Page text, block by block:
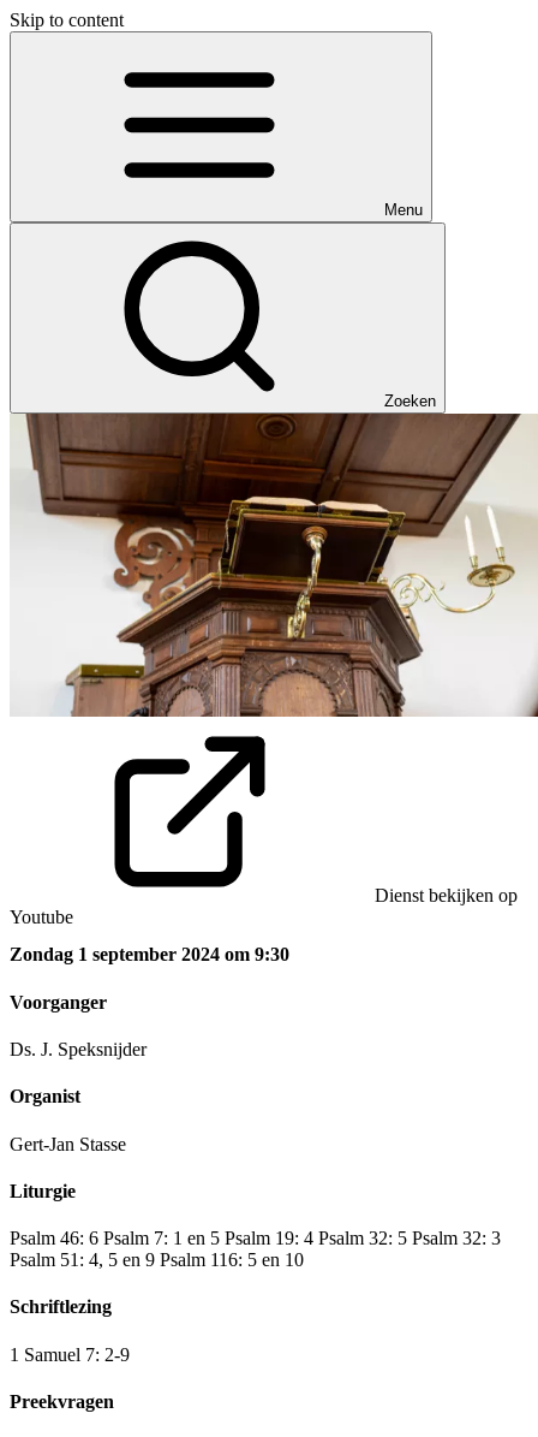
Skip to content
Menu
Zoeken
Dienst bekijken op
Youtube
Zondag 1 september 2024 om 9:30
Voorganger
Ds. J. Speksnijder
Organist
Gert-Jan Stasse
Liturgie
Psalm 46: 6 Psalm 7: 1 en 5 Psalm 19: 4 Psalm 32: 5 Psalm 32: 3
Psalm 51: 4, 5 en 9 Psalm 116: 5 en 10
Schriftlezing
1 Samuel 7: 2-9
Preekvragen